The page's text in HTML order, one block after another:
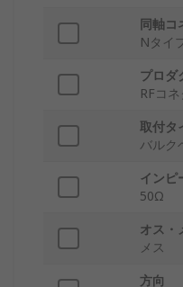
同軸コ
Nタイ
プロダ
RFコネ
取付タ
バルク
インピ
50Ω
オス・
メス
方向